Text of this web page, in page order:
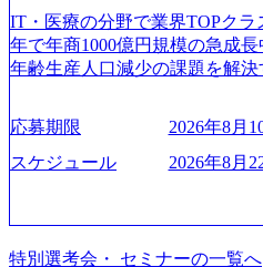
参加できる環境です。 自ら案
を作っていくことも可能です
る 弊社にはコンサルティング
ることも可能です。コンサルタ
ながら自らプロダクト開発や自
(希望者のみとなります) ● BIG4
います ● 平均年齢は35歳で、
ます ● インダストリー・ソリューションで区切られていな
い組織です(ワンプール制) ● 海
案件をメインとしたコンサルテ
ェクト一部抜粋＞ ・海外事業(
モデル検討支援 ・金融領域に
域における地域活性アプリ企画
援 ※その他新規事業や既存デジ
ョンの案件が多数 ● マネージ
ケーション、成果物の品質管理
のキャリアブログ (https://
careers-blog) 江川社長が語る「
kkei.com/atcl/gen/19/00604/
由【コンサル業界俯瞰マップ】
材が集結するワケ (https://
ジニアからコンサルタントへ
た？ (https://
ジュアリー製品のパーソナライ
IT・医療の分野で業界TOPク
年で年商1000億円規模の急成
年齢生産人口減少の課題を解
以上の事業を展開する オール
ており社内で新しい事業開発な
本経営をとっており、事業創造
s/20240925162633_7242d0de-
0x644.webp レバレジーズ株式
kerdeck.com/leverages/leverages-
応募期限
2026年8月
スケジュール
2026年8月
特別選考会・ セミナーの一覧へ